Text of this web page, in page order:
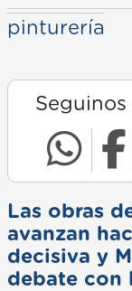
pinturería
Las obras
avanzan
decisiva y
debate con